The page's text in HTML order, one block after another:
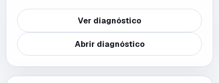
Ver diagnóstico
Abrir diagnóstico